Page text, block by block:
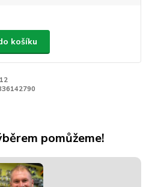
košíku
pomůžeme!